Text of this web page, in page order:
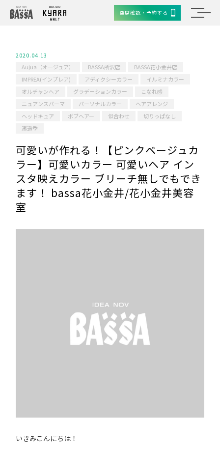
空席確認・予約する
2020.04.13
Aujua（オージュア）
BASSA所沢店
BASSA花小金井店
IMPREA(インプレア)
アディクシーカラー
イルミナカラー
オルチャンヘア
グラデーションカラー
こなれ感
ニュアンスパーマ
パーソナルカラー
ヘアアレンジ
ヘッドキュア
ボブヘアー 似合わせ
切りっぱなし
濱遥季
可愛いが作れる！【ピンクベージュカ
ラー】可愛いカラー 可愛いヘア イン
スタ映えカラー ブリーチ無しでもでき
ます！ bassa花小金井/花小金井美容
室
いきみこんにちは！